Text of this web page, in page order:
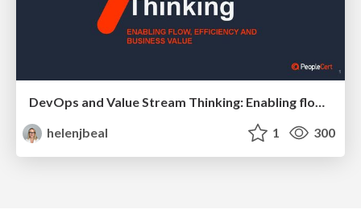
helenjbeal
1 300